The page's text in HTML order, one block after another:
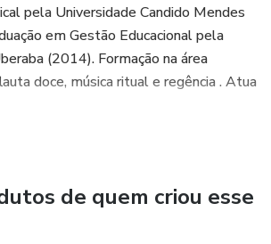
pela Universidade Candido Mendes
em Gestão Educacional pela
(2014). Formação na área
doce, música ritual e regência . Atua
de quem criou esse